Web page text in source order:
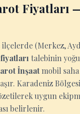
Fiyatları
(Merkez,
talebinin
İnşaatmobil saha
Karadeniz
uygun
belirlenir.